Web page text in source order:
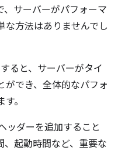
、サーバーがパフォーマ
な方法はありませんでし
ると、サーバーがタイ
ができ、全体的なパフォ
。
ッダーを追加すること
、起動時間など、重要な